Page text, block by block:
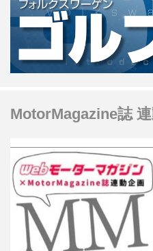
に、納得い
ださいます
おすすめ
定で買取価
MotorMagazine誌